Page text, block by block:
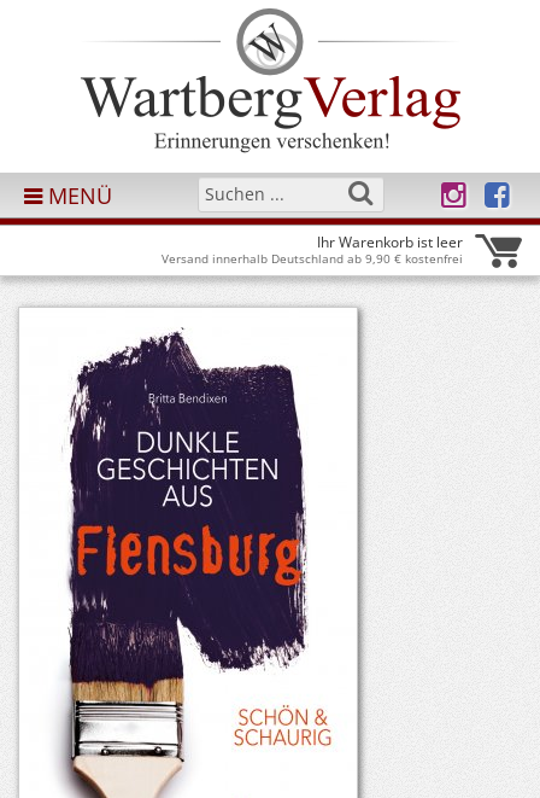
MENÜ
Ihr Warenkorb ist leer
Versand innerhalb Deutschland ab 9,90 € kostenfrei